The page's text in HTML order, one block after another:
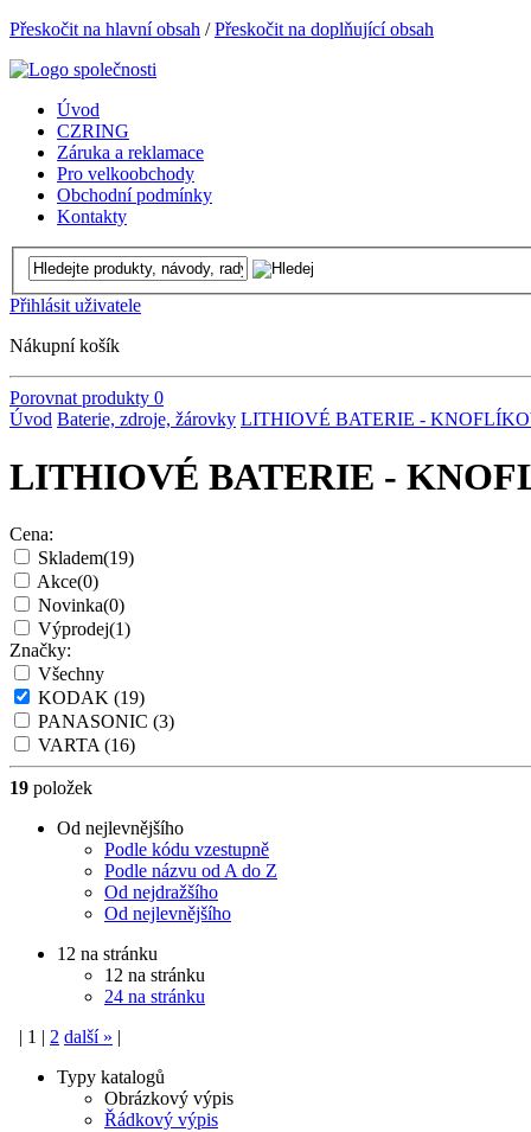
Přeskočit na hlavní obsah /Přeskočit na doplňující obsah
Úvod
CZRING
Záruka a reklamace
Pro velkoobchody
Obchodní podmínky
Kontakty
Přihlásit uživatele
Nákupní košík
Porovnat produkty 0
Úvod Baterie, zdroje, žárovky LITHIOVÉ BATERIE -
LITHIOVÉ BATERIE -
Cena:
Skladem(19)
Akce(0)
Novinka(0)
Výprodej(1)
Značky:
Všechny
KODAK (19)
PANASONIC (3)
VARTA(16)
19 položek
Od nejlevnějšího
Podle kódu vzestupně
Podle názvu od A do Z
Od nejdražšího
Od nejlevnějšího
12 na stránku
12 na stránku
24 na stránku
1 2 další »
Typy katalogů
Obrázkový výpis
Řádkový výpis